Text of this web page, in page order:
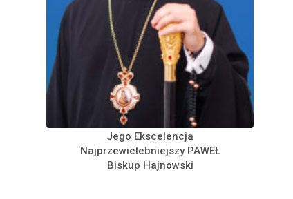
Jego Ekscelencja
Najprzewielebniejszy PAWEŁ
Biskup Hajnowski